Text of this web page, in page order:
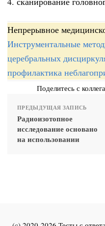
Непрерывное
Инструментальные
церебральных
профилактика
Поделитесь с
ПРЕДЫДУЩАЯ ЗАПИСЬ
Радиоизотопное
исследование основано
на использовании